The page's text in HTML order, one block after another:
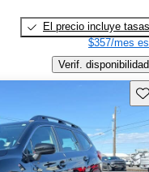
El precio incluye tasas
$357/mes
Verif. disponibilidad